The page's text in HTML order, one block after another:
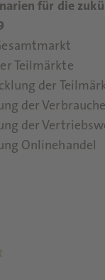
für die
Teilmärkte
der
der
der
Onlinehandel